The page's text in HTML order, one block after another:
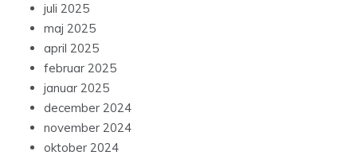
juli 2025
maj 2025
april 2025
februar 2025
januar 2025
december 2024
november 2024
oktober 2024